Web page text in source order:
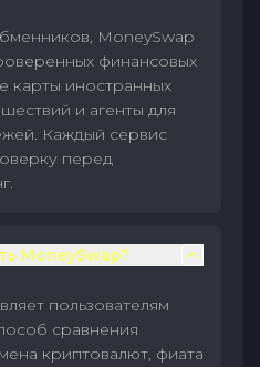
MoneySwap
финансовых
карты иностранных
и агенты для
Каждый сервис
перед
MoneySwap?
пользователям
сравнения
криптовалют, фиата